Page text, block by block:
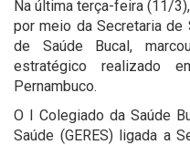
Na última terça-feira (11/
por meio da Secretaria de
de Saúde Bucal,
estratégico realizado
Pernambuco.
O I Colegiado da Saúde
Saúde (GERES) ligada a